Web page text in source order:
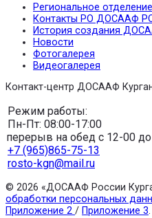
Региональное отделение
Контакты РО ДОСААФ
История создания
Новости
Фотогалерея
Видеогалерея
Контакт-центр ДОСААФ
Режим работы:
Пн-Пт: 08:00-17:00
перерыв на обед с 12-00
+7 (965)865-75-13
rosto-kgn@mail.ru
© 2026 «ДОСААФ России
обработки персональных
Приложение 2 / Приложение 3.